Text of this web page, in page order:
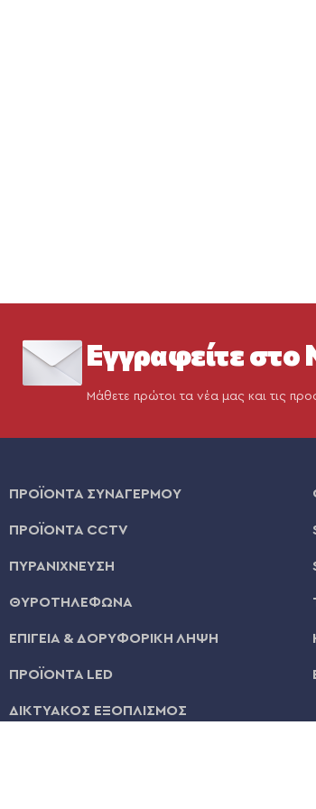
Εγγραφείτε
Μάθετε πρώτοι τα νέα μας και τις
ΠΡΟΪΟΝΤΑ ΣΥΝΑΓΕΡΜΟΥ
ΠΡΟΪΟΝΤΑ CCTV
ΠΥΡΑΝΙΧΝΕΥΣΗ
ΘΥΡΟΤΗΛΕΦΩΝΑ
ΕΠΙΓΕΙΑ & ΔΟΡΥΦΟΡΙΚΗ ΛΗΨΗ
ΠΡΟΪΟΝΤΑ LED
ΔΙΚΤΥΑΚΟΣ ΕΞΟΠΛΙΣΜΟΣ